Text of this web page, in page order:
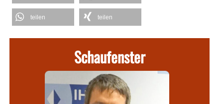
teilen teilen
Schaufenster